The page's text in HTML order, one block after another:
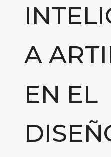
A
EN EL